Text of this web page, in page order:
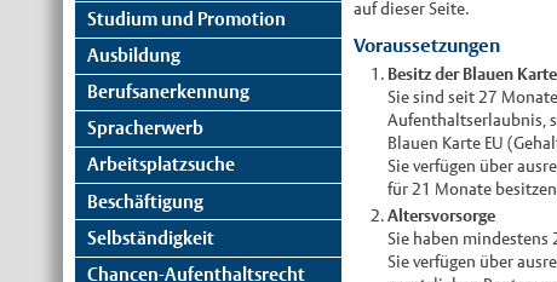
Studium und Promotion
Ausbildung
Berufsanerkennung
Spracherwerb
Arbeitsplatzsuche
Beschäftigung
Selbständigkeit
Chancen-Aufenthaltsrecht
auf dieser Seite.
Voraussetzungen
Besitz der Blauen
Sie sind seit 27
Aufenthaltserlaubnis,
Blauen Karte EU
Sie verfügen über
für 21 Monate
Altersvorsorge
Sie haben mindestens
Sie verfügen über